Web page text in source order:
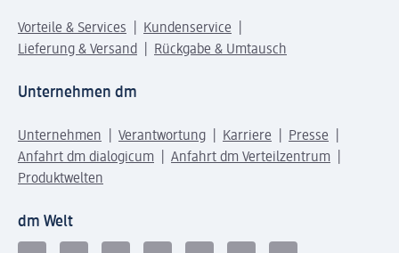
Vorteile & Services
Kundenservice
Lieferung & Versand
Rückgabe & Umtausch
Unternehmen dm
Unternehmen Verantwortung Karriere
Presse
Anfahrt dm dialogicum
Anfahrt dm Verteilzentrum
Produktwelten
dm Welt